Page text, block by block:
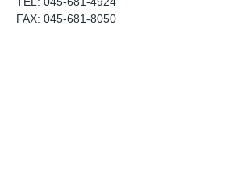
FAX: 045-681-8050